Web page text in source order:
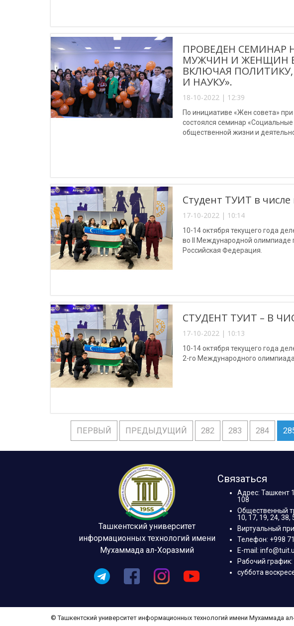
ПРОВЕДЕН СЕМИНАР
МУЖЧИН И ЖЕНЩИН
ВКЛЮЧАЯ
И НАУКУ».
18-10-2022 | 12:39
По инициативе «Жен совета»
состоялся семинар
общественной жизни и
Студент ТУИТ в
17-10-2022 | 10:14
10-14 октября текущего года
во II Международной олимпиаде
Российская Федерация.
СТУДЕНТ ТУИТ – В
17-10-2022 | 10:13
10-14 октября текущего года
2-го Международного
ПЕРВЫЙ ПРЕДЫДУЩИЙ 282 283 284
Ташкентский университет
информационных технологий имени
Мухаммада ал-Хоразмий
Связаться
Адрес: Ташкент
108
Общественный
10, 17, 19, 24, 38,
Виртуальный
Телефон: +998
E-mail:
Рабочий
суббота
© Ташкентский университет информационных технологий имени Мухаммада